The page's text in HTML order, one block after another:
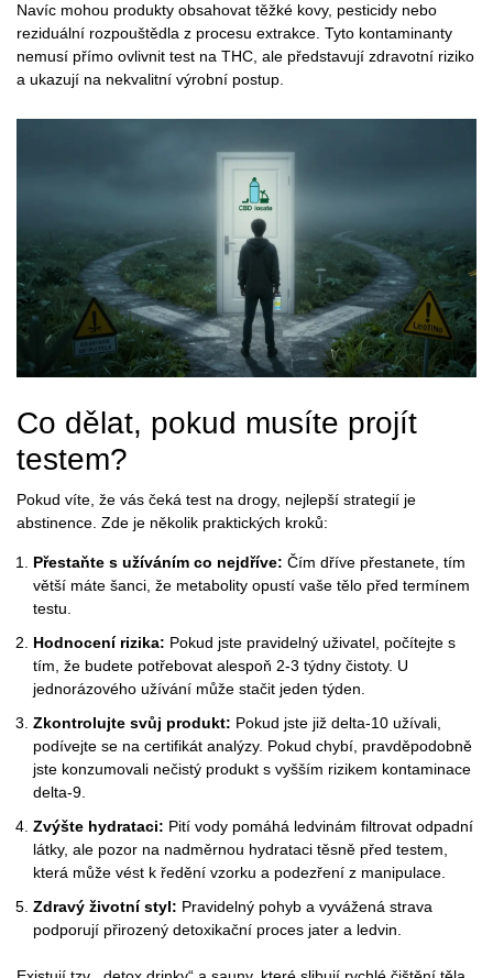
Navíc mohou produkty obsahovat těžké kovy, pesticidy nebo
reziduální rozpouštědla z procesu extrakce. Tyto kontaminanty
nemusí přímo ovlivnit test na THC, ale představují zdravotní riziko
a ukazují na nekvalitní výrobní postup.
Co dělat, pokud musíte projít
testem?
Pokud víte, že vás čeká test na drogy, nejlepší strategií je
abstinence. Zde je několik praktických kroků:
Přestaňte s užíváním co nejdříve: Čím dříve přestanete, tím
větší máte šanci, že metabolity opustí vaše tělo před termínem
testu.
Hodnocení rizika: Pokud jste pravidelný uživatel, počítejte s
tím, že budete potřebovat alespoň 2-3 týdny čistoty. U
jednorázového užívání může stačit jeden týden.
Zkontrolujte svůj produkt: Pokud jste již delta-10 užívali,
podívejte se na certifikát analýzy. Pokud chybí, pravděpodobně
jste konzumovali nečistý produkt s vyšším rizikem kontaminace
delta-9.
Zvýšte hydrataci: Pití vody pomáhá ledvinám filtrovat odpadní
látky, ale pozor na nadměrnou hydrataci těsně před testem,
která může vést k ředění vzorku a podezření z manipulace.
Zdravý životní styl: Pravidelný pohyb a vyvážená strava
podporují přirozený detoxikační proces jater a ledvin.